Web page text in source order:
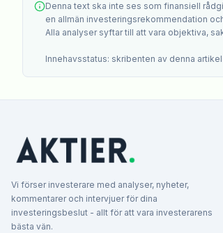
Denna text ska inte ses som finansiell
en allmän investeringsrekommendation
Alla analyser syftar till att vara objektiva,
Innehavsstatus: skribenten av denna
Vi förser investerare med analyser, nyheter,
kommentarer och intervjuer för dina
investeringsbeslut - allt för att vara investerarens
bästa vän.